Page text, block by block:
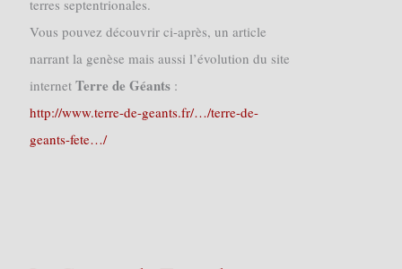
terres septentrionales.
Vous pouvez découvrir ci-après, un article
narrant la genèse mais aussi l’évolution du site
internet Terre de Géants :
http://www.terre-de-geants.fr/…/terre-de-
geants-fete…/